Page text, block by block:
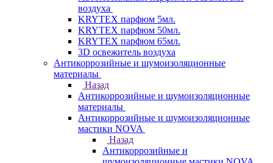
воздуха
KRYTEX парфюм 5мл.
KRYTEX парфюм 50мл.
KRYTEX парфюм 65мл.
3D освежитель воздуха
Антикоррозийные и шумоизоляционные
материалы
Назад
Антикоррозийные и шумоизоляционные
материалы
Антикоррозийные и шумоизоляционные
мастики NOVA
Назад
Антикоррозийные и